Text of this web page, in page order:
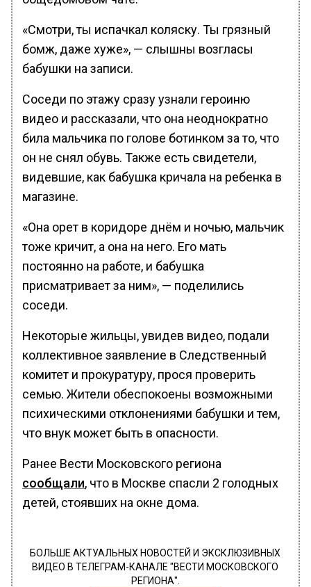
«Смотри, ты испачкал коляску. Ты грязный
бомж, даже хуже», — слышны возгласы
бабушки на записи.
Соседи по этажу сразу узнали героиню
видео и рассказали, что она неоднократно
била мальчика по голове ботинком за то, что
он не снял обувь. Также есть свидетели,
видевшие, как бабушка кричала на ребенка в
магазине.
«Она орет в коридоре днём и ночью, мальчик
тоже кричит, а она на него. Его мать
постоянно на работе, и бабушка
присматривает за ним», — поделились
соседи.
Некоторые жильцы, увидев видео, подали
коллективное заявление в Следственный
комитет и прокуратуру, прося проверить
семью. Жители обеспокоены возможными
психическими отклонениями бабушки и тем,
что внук может быть в опасности.
Ранее Вести Московского региона
сообщали, что в Москве спасли 2 голодных
детей, стоявших на окне дома.
БОЛЬШЕ АКТУАЛЬНЫХ НОВОСТЕЙ И ЭКСКЛЮЗИВНЫХ
ВИДЕО В ТЕЛЕГРАМ-КАНАЛЕ "ВЕСТИ МОСКОВСКОГО
РЕГИОНА".